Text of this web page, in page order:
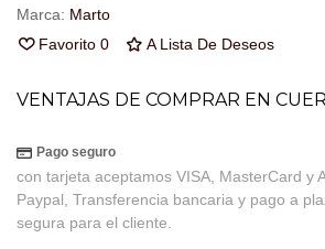
Marca: Marto
Favorito 0 A Lista De Deseos
VENTAJAS DE COMPRAR EN
Pago seguro
con tarjeta aceptamos VISA, MasterCard y
Paypal, Transferencia bancaria y pago a
segura para el cliente.